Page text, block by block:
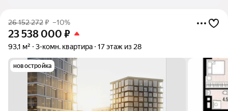
26 152 272₽ –10%
23 538 000 ₽
93,1 м² 3-комн. квартира 17 этаж из 28
новостройка